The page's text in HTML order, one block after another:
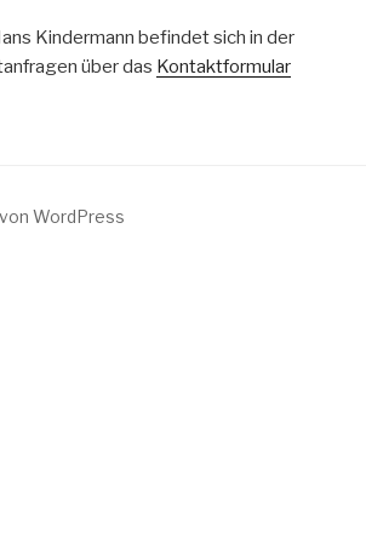
Kindermann befindet sich in der
über das Kontaktformular
WordPress